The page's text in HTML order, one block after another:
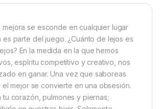
mejora se esconde en cualquier lugar
es parte del juego. ¿Cuánto de lejos es
En la medida en la que hemos
espíritu competitivo y creativo, nos
en ganar. Una vez que saboreas
el mejor se convierte en una obsesión.
tu corazón, pulmones y piernas;